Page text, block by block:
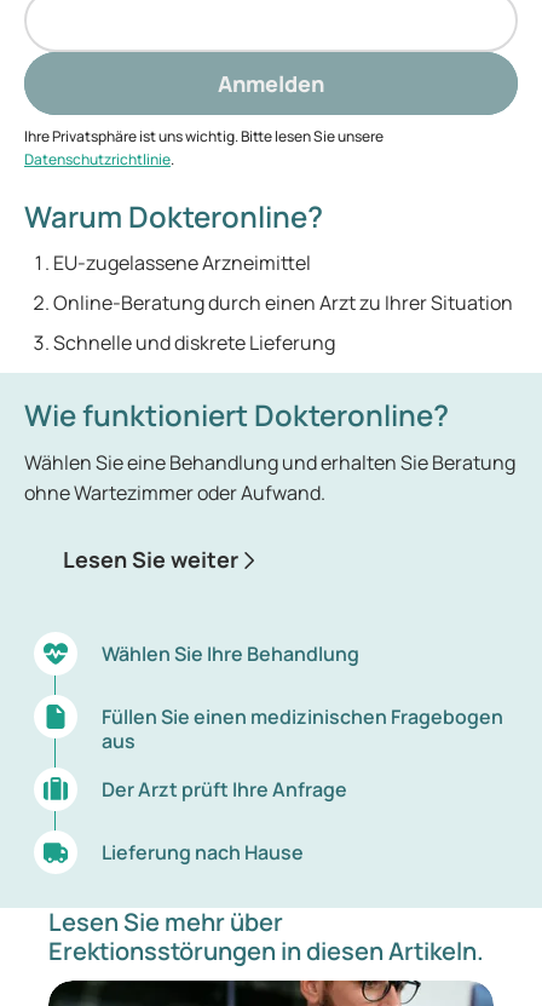
Anmelden
Ihre Privatsphäre ist uns wichtig. Bitte lesen Sie unsere
Datenschutzrichtlinie.
Warum Dokteronline?
EU-zugelassene Arzneimittel
Online-Beratung durch einen Arzt zu Ihrer Situation
Schnelle und diskrete Lieferung
Wie funktioniert Dokteronline?
Wählen Sie eine Behandlung und erhalten Sie Beratung
ohne Wartezimmer oder Aufwand.
Lesen Sie weiter
Wählen Sie Ihre Behandlung
Füllen Sie einen medizinischen Fragebogen
aus
Der Arzt prüft Ihre Anfrage
Lieferung nach Hause
Lesen Sie mehr über
Erektionsstörungen in diesen Artikeln.